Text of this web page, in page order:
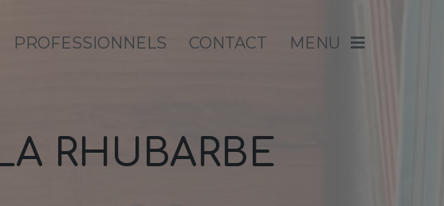
PROFESSIONNELS CONTACT MENU
RHUBARBE